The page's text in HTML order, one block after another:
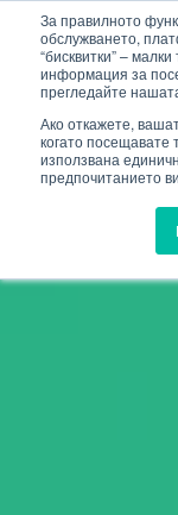
За правилното
обслужването,
“бисквитки” –
информация за
прегледайте
Ако откажете,
когато
използвана
предпочитанието